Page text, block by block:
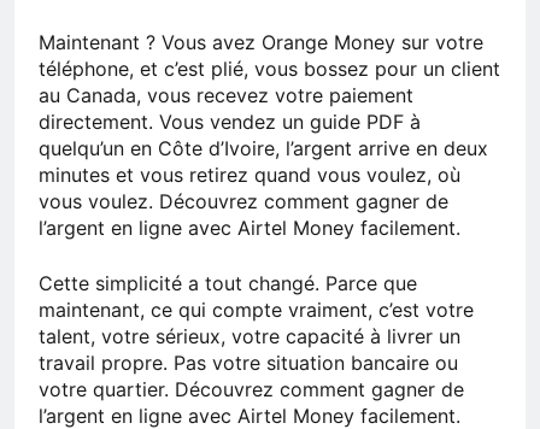
Maintenant ? Vous avez Orange Money sur votre
téléphone, et c’est plié, vous bossez pour un client
au Canada, vous recevez votre paiement
directement. Vous vendez un guide PDF à
quelqu’un en Côte d’Ivoire, l’argent arrive en deux
minutes et vous retirez quand vous voulez, où
vous voulez. Découvrez comment gagner de
l’argent en ligne avec Airtel Money facilement.
Cette simplicité a tout changé. Parce que
maintenant, ce qui compte vraiment, c’est votre
talent, votre sérieux, votre capacité à livrer un
travail propre. Pas votre situation bancaire ou
votre quartier. Découvrez comment gagner de
l’argent en ligne avec Airtel Money facilement.